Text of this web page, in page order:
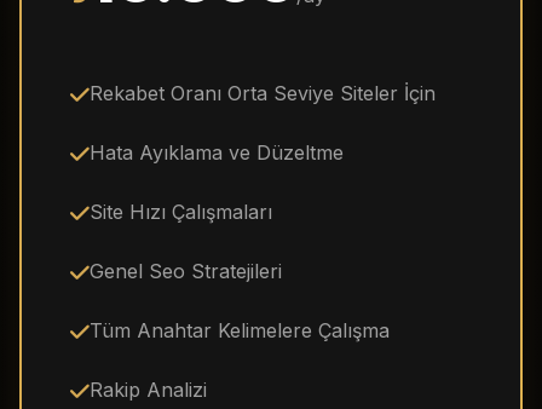
Rekabet Oranı Orta Seviye Siteler İçin
Hata Ayıklama ve Düzeltme
Site Hızı Çalışmaları
Genel Seo Stratejileri
Tüm Anahtar Kelimelere Çalışma
Rakip Analizi